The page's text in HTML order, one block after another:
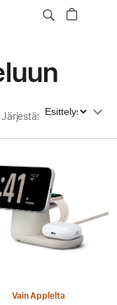
Järjestä: Järjestä
Vain Applelta